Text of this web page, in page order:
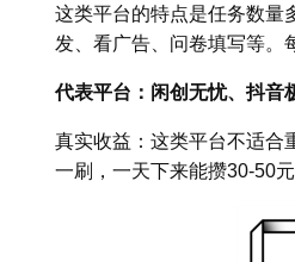
这类平台的特点是任务数量
发、看广告、问卷填写等。
代表平台：闲创无忧、抖音
真实收益：这类平台不适合
一刷，一天下来能攒30-50